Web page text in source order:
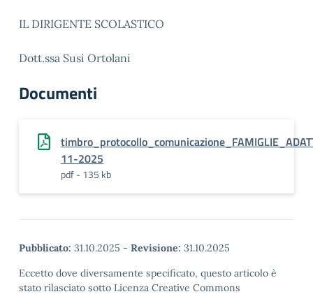
IL DIRIGENTE SCOLASTICO
Dott.ssa Susi Ortolani
Documenti
11-2025
pdf - 135 kb
Pubblicato: 31.10.2025 - Revisione: 31.10.2025
Eccetto dove diversamente specificato, questo articolo è
stato rilasciato sotto Licenza Creative Commons